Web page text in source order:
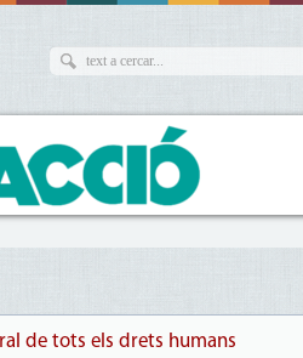
de tots els drets humans